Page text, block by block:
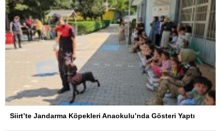
Siirt’te Jandarma Köpekleri Anaokulu’nda Gösteri Yaptı